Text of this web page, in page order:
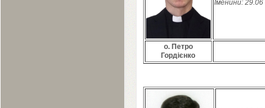
Іменини: 29.06
о. Петро
Гордієнко